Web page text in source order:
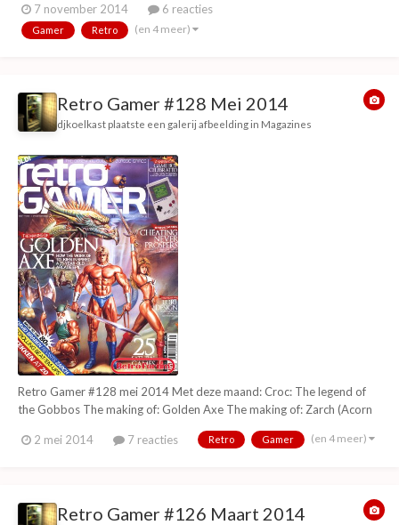
op de voorzijde. Met deze maand: The evolution of Pokémon The
return of Cinemaware Monkey Puncher...
7 november 2014 6 reacties
Gamer Retro (en 4 meer)
Retro Gamer #128 Mei 2014
djkoelkast plaatste een galerij afbeelding in Magazines
Retro Gamer #128 mei 2014 Met deze maand: Croc: The legend of
the Gobbos The making of: Golden Axe The making of: Zarch (Acorn
rise and fall of cheats Tekken 20 years Rock 'n roll racing Legends of
2 mei 2014 7 reacties Retro Gamer (en 4 meer)
Retro Gamer #126 Maart 2014